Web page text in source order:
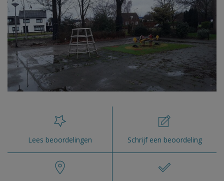
Lees beoordelingen Schrijf een beoordeling